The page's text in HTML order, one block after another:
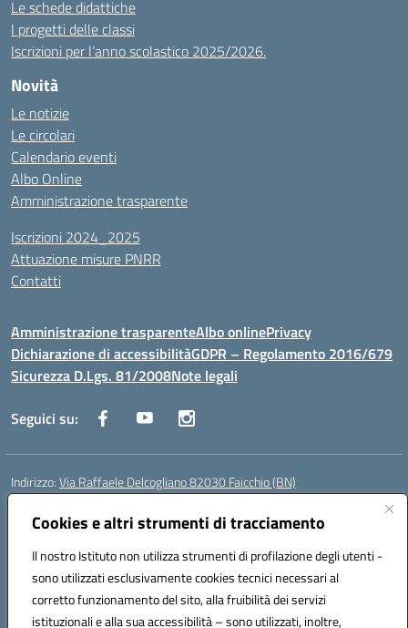
Cookies e altri strumenti di tracciamento
Il nostro Istituto non utilizza strumenti di profilazione degli utenti -
sono utilizzati esclusivamente cookies tecnici necessari al
corretto funzionamento del sito, alla fruibilità dei servizi
istituzionali e alla sua accessibilità – sono utilizzati, inoltre,
Le schede didattiche
I progetti delle classi
Iscrizioni per l’anno scolastico 2025/2026.
Novità
Le notizie
Le circolari
Calendario eventi
Albo Online
Amministrazione trasparente
Iscrizioni 2024_2025
Attuazione misure PNRR
Contatti
Amministrazione trasparenteAlbo onlinePrivacy
Dichiarazione di accessibilitàGDPR – Regolamento 2016/679
Sicurezza D.Lgs. 81/2008Note legali
Seguici su:
Indirizzo:Via Raffaele Delcogliano 82030 Faicchio (BN)
Centralino:
Posta elettronica certificata (PEC):bnis02300v@pec.istruzione.it
Codice fiscale: 90003320620
Codice meccanografico:BNIS02300V
Codice Indice delle Pubbliche Amministrazioni (IPA): istsc_bnis02300v
Codice unico di fatturazione (CUF): UFQEG8